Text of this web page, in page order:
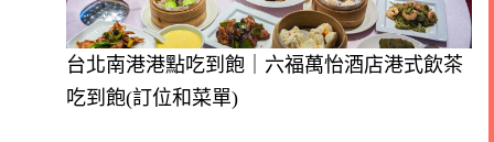
台北南港港點吃到飽｜六福萬怡酒店港式飲茶
吃到飽(訂位和菜單)